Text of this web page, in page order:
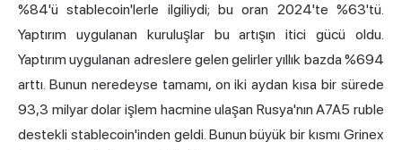
%84'ü stablecoin'lerle ilgiliydi; bu oran 2024'te %63'tü.
Yaptırım uygulanan kuruluşlar bu artışın itici gücü oldu.
Yaptırım uygulanan adreslere gelen gelirler yıllık bazda %694
arttı. Bunun neredeyse tamamı, on iki aydan kısa bir sürede
93,3 milyar dolar işlem hacmine ulaşan Rusya'nın A7A5 ruble
destekli stablecoin'inden geldi. Bunun büyük bir kısmı Grinex